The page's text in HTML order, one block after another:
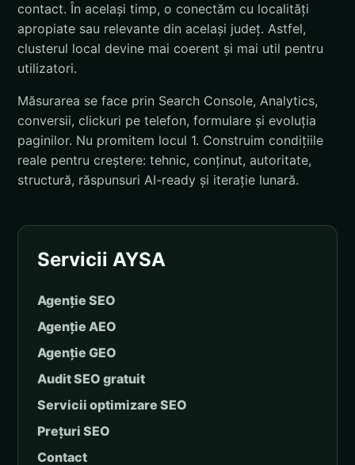
contact. În același timp, o conectăm cu localități
apropiate sau relevante din același județ. Astfel,
clusterul local devine mai coerent și mai util pentru
utilizatori.
Măsurarea se face prin Search Console, Analytics,
conversii, clickuri pe telefon, formulare și evoluția
paginilor. Nu promitem locul 1. Construim condițiile
reale pentru creștere: tehnic, conținut, autoritate,
structură, răspunsuri AI-ready și iterație lunară.
Servicii AYSA
Agenție SEO
Agenție AEO
Agenție GEO
Audit SEO gratuit
Servicii optimizare SEO
Prețuri SEO
Contact